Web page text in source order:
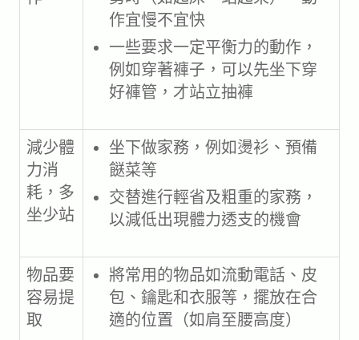
作宜慢不宜快
一些要求一定平衡力的動作，
例如穿著褲子，可以先坐下穿
好褲管，才站立抽褲
減少體
力消
耗，多
坐少站
坐下做家務，例如燙衫、預備
餸菜等
交替進行輕省及粗重的家務，
以減低出現體力透支的機會
物品要
容易提
取
將常用的物品如流動電話、皮
包、鑰匙和衣服等，擺放在合
適的位置（如肩至腰高度）